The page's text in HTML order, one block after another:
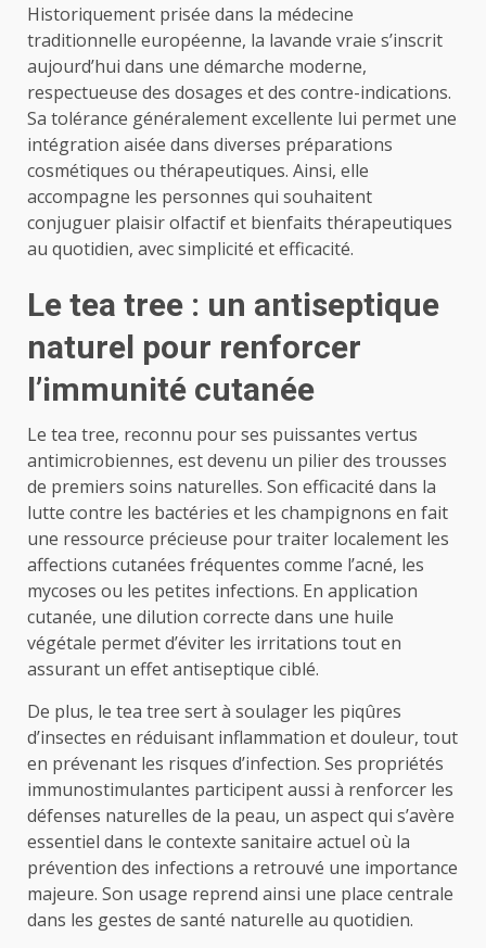
Historiquement prisée dans la médecine
traditionnelle européenne, la lavande vraie s’inscrit
aujourd’hui dans une démarche moderne,
respectueuse des dosages et des contre-indications.
Sa tolérance généralement excellente lui permet une
intégration aisée dans diverses préparations
cosmétiques ou thérapeutiques. Ainsi, elle
accompagne les personnes qui souhaitent
conjuguer plaisir olfactif et bienfaits thérapeutiques
au quotidien, avec simplicité et efficacité.
Le tea tree : un antiseptique
naturel pour renforcer
l’immunité cutanée
Le tea tree, reconnu pour ses puissantes vertus
antimicrobiennes, est devenu un pilier des trousses
de premiers soins naturelles. Son efficacité dans la
lutte contre les bactéries et les champignons en fait
une ressource précieuse pour traiter localement les
affections cutanées fréquentes comme l’acné, les
mycoses ou les petites infections. En application
cutanée, une dilution correcte dans une huile
végétale permet d’éviter les irritations tout en
assurant un effet antiseptique ciblé.
De plus, le tea tree sert à soulager les piqûres
d’insectes en réduisant inflammation et douleur, tout
en prévenant les risques d’infection. Ses propriétés
immunostimulantes participent aussi à renforcer les
défenses naturelles de la peau, un aspect qui s’avère
essentiel dans le contexte sanitaire actuel où la
prévention des infections a retrouvé une importance
majeure. Son usage reprend ainsi une place centrale
dans les gestes de santé naturelle au quotidien.